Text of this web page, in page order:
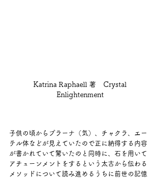
Katrina Raphaell 著　Crystal
Enlightenment
子供の頃からプラーナ（気）、チャクラ、エー
テル体などが見えていたので正に納得する内容
が書かれていて驚いたのと同時に、石を用いて
アチューンメントをするという太古から伝わる
メソッドについて読み進めるうちに前世の記憶